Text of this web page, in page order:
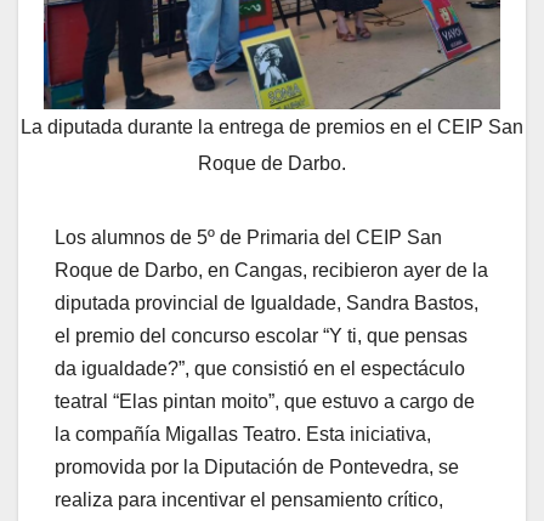
La diputada durante la entrega de premios en el CEIP San
Roque de Darbo.
Los alumnos de 5º de Primaria del CEIP San
Roque de Darbo, en Cangas, recibieron ayer de la
diputada provincial de Igualdade, Sandra Bastos,
el premio del concurso escolar “Y ti, que pensas
da igualdade?”, que consistió en el espectáculo
teatral “Elas pintan moito”, que estuvo a cargo de
la compañía Migallas Teatro. Esta iniciativa,
promovida por la Diputación de Pontevedra, se
realiza para incentivar el pensamiento crítico,